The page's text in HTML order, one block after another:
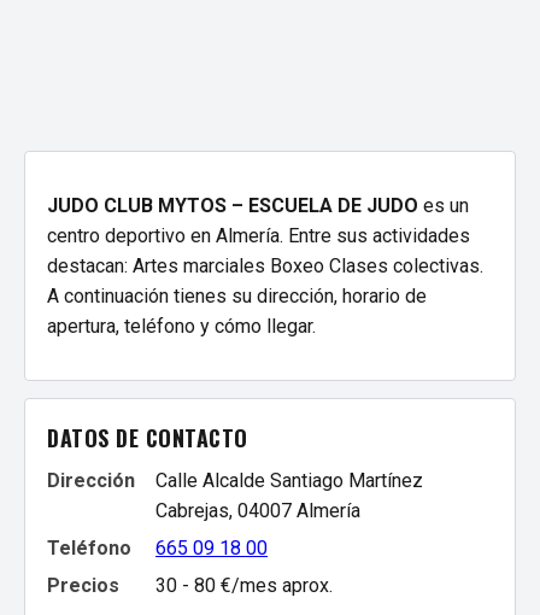
JUDO CLUB MYTOS – ESCUELA DE JUDO es un
centro deportivo en Almería. Entre sus actividades
destacan: Artes marciales Boxeo Clases colectivas.
A continuación tienes su dirección, horario de
apertura, teléfono y cómo llegar.
DATOS DE CONTACTO
Dirección
Calle Alcalde Santiago Martínez
Cabrejas, 04007 Almería
Teléfono
665 09 18 00
Precios
30 - 80 €/mes aprox.